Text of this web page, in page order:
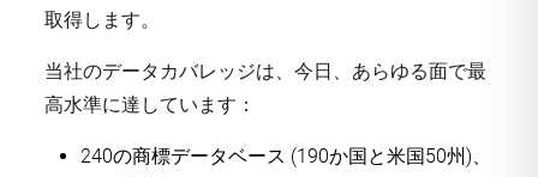
取得します。
当社のデータカバレッジは、今日、あらゆる面で最
高水準に達しています：
240の商標データベース (190か国と米国50州)、